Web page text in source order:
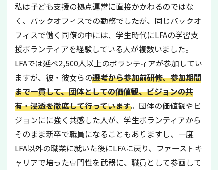
私は子ども支援の拠点運営に直接かかわるのではな
く、バックオフィスでの勤務でしたが、同じバックオ
フィスで働く同僚の中には、学生時代にLFAの学習支
援ボランティアを経験している人が複数いました。
LFAでは延べ2,500人以上のボランティアが参加してい
ますが、彼・彼女らの選考から参加前研修、参加期間
まで一貫して、団体としての価値観、ビジョンの共
有・浸透を徹底して行っています。団体の価値観やビ
ジョンにに強く共感した人が、学生ボランティアから
そのまま新卒で職員になることもありますし、一度
LFA以外の職業に就いた後にLFAに戻り、ファーストキ
ャリアで培った専門性を武器に、職員として参画して